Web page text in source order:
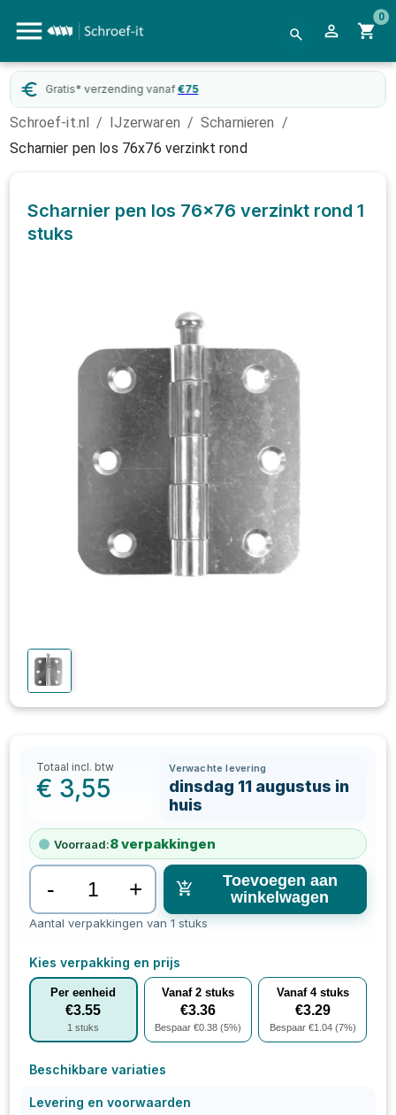
0
Gratis* verzending vanaf €75
Schroef-it.nl / IJzerwaren / Scharnieren /
Scharnier pen los 76x76 verzinkt rond
Scharnier pen los 76x76 verzinkt rond 1
stuks
Totaal incl. btw
€ 3,55
Verwachte levering
dinsdag 11 augustus in
huis
Voorraad:8verpakkingen
- +
Toevoegen aan
winkelwagen
Aantal verpakkingen van 1 stuks
Kies verpakking en prijs
Per eenheid
€3.55
1 stuks
Vanaf 2 stuks
€3.36
Bespaar €0.38 (5%)
Vanaf 4stuks
€3.29
Bespaar €1.04(7%)
Beschikbare variaties
Levering en voorwaarden